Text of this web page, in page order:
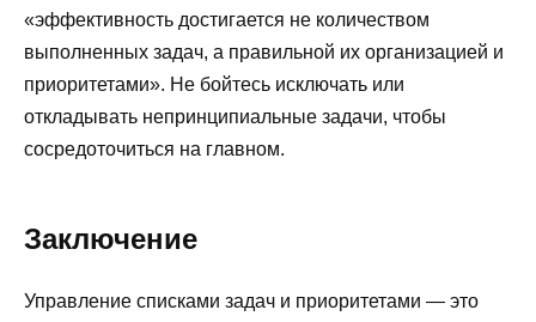
«эффективность достигается не количеством
выполненных задач, а правильной их организацией и
приоритетами». Не бойтесь исключать или
откладывать непринципиальные задачи, чтобы
сосредоточиться на главном.
Заключение
Управление списками задач и приоритетами — это